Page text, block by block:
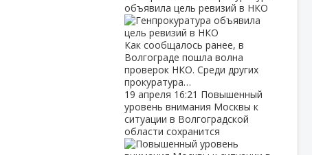
объявила цель ревизий в НКО
Как сообщалось ранее, в
Волгограде пошла волна
проверок НКО. Среди других
прокуратура…
19 апреля 16:21 Повышенный
уровень внимания Москвы к
ситуации в Волгоградской
области сохранится